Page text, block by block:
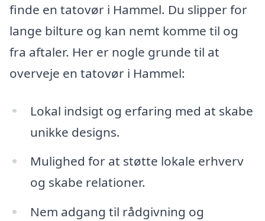
finde en tatovør i Hammel. Du slipper for
lange bilture og kan nemt komme til og
fra aftaler. Her er nogle grunde til at
overveje en tatovør i Hammel:
Lokal indsigt og erfaring med at skabe
unikke designs.
Mulighed for at støtte lokale erhverv
og skabe relationer.
Nem adgang til rådgivning og